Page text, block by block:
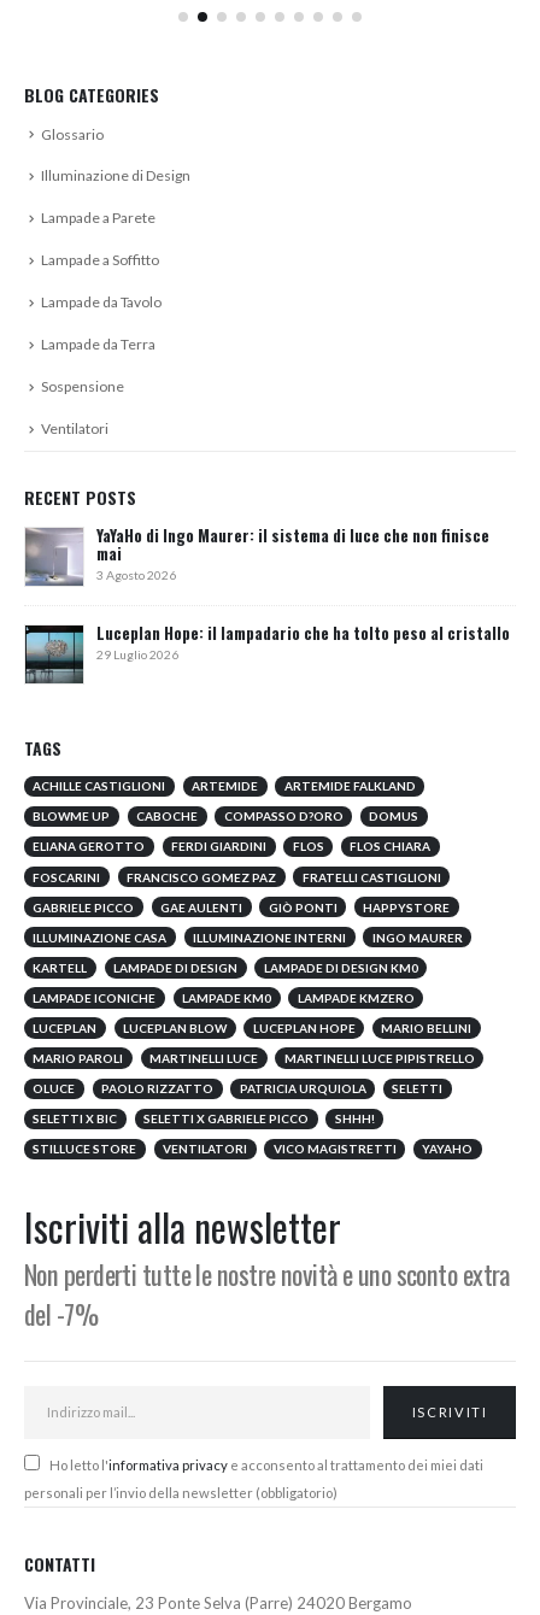
BLOG CATEGORIES
Glossario
Illuminazione di Design
Lampade a Parete
Lampade a Soffitto
Lampade da Tavolo
Lampade da Terra
Sospensione
Ventilatori
RECENT POSTS
YaYaHo di Ingo Maurer: il sistema di luce che non finisce
mai
3 Agosto 2026
Luceplan Hope: il lampadario che ha tolto peso al cristallo
29 Luglio 2026
TAGS
ACHILLE CASTIGLIONI ARTEMIDE ARTEMIDE FALKLAND
BLOWME UP CABOCHE COMPASSO D?ORO DOMUS
ELIANA GEROTTO FERDI GIARDINI FLOS FLOS CHIARA
FOSCARINI FRANCISCO GOMEZ PAZ FRATELLI CASTIGLIONI
GABRIELE PICCO GAE AULENTI GIÒ PONTI HAPPYSTORE
ILLUMINAZIONE CASA ILLUMINAZIONE INTERNI INGO MAURER
KARTELL LAMPADE DI DESIGN LAMPADE DI DESIGN KM0
LAMPADE ICONICHE LAMPADE KM0 LAMPADE KMZERO
LUCEPLAN LUCEPLAN BLOW LUCEPLAN HOPE MARIO BELLINI
MARIO PAROLI MARTINELLI LUCE MARTINELLI LUCE PIPISTRELLO
OLUCE PAOLO RIZZATTO PATRICIA URQUIOLA SELETTI
SELETTI X BIC SELETTI X GABRIELE PICCO SHHH!
STILLUCE STORE VENTILATORI VICO MAGISTRETTI YAYAHO
Iscriviti alla newsletter
Non perderti tutte le nostre novità e uno sconto extra
del -7%
Ho letto l'informativa privacy e acconsento al trattamento dei miei dati
personali per l’invio della newsletter (obbligatorio)
CONTATTI
Via Provinciale, 23 Ponte Selva (Parre) 24020 Bergamo